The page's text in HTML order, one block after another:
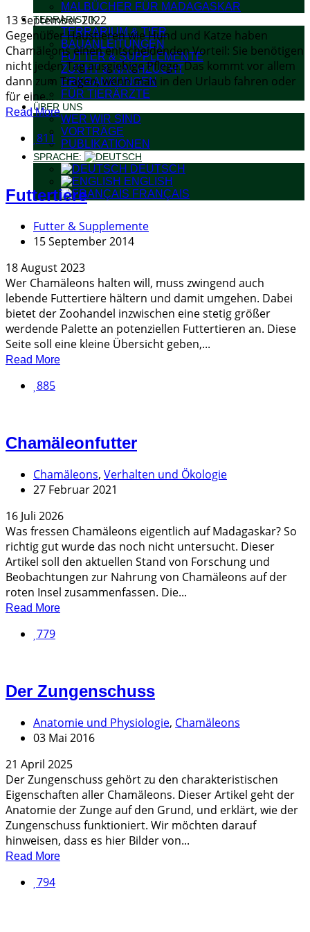
MALBÜCHER FÜR MADAGASKAR
TERRARISTIK
TERRARIUM & TIER
BAUANLEITUNGEN
FUTTER & SUPPLEMENTE
ZUCHT & NACHZUCHT
ERKRANKUNGEN
FÜR TIERÄRZTE
ÜBER UNS
WER WIR SIND
VORTRÄGE
PUBLIKATIONEN
SPRACHE:
DEUTSCH
ENGLISH
FRANÇAIS
13 September 2022
Gegenüber Haustieren wie Hund und Katze haben
Chamäleons einen entscheidenden Vorteil: Sie benötigen
nicht jeden Tag ausgiebige Pflege. Das kommt vor allem
dann zum Tragen, wenn man in den Urlaub fahren oder
für eine...
Read More
811
Futtertiere
Futter & Supplemente
15 September 2014
18 August 2023
Wer Chamäleons halten will, muss zwingend auch
lebende Futtertiere hältern und damit umgehen. Dabei
bietet der Zoohandel inzwischen eine stetig größer
werdende Palette an potenziellen Futtertieren an. Diese
Seite soll eine kleine Übersicht geben,...
Read More
885
Chamäleonfutter
Chamäleons, Verhalten und Ökologie
27 Februar 2021
16 Juli 2026
Was fressen Chamäleons eigentlich auf Madagaskar? So
richtig gut wurde das noch nicht untersucht. Dieser
Artikel soll den aktuellen Stand von Forschung und
Beobachtungen zur Nahrung von Chamäleons auf der
roten Insel zusammenfassen. Die...
Read More
779
Der Zungenschuss
Anatomie und Physiologie, Chamäleons
03 Mai 2016
21 April 2025
Der Zungenschuss gehört zu den charakteristischen
Eigenschaften aller Chamäleons. Dieser Artikel geht der
Anatomie der Zunge auf den Grund, und erklärt, wie der
Zungenschuss funktioniert. Wir möchten darauf
hinweisen, dass es hier Bilder von...
Read More
794